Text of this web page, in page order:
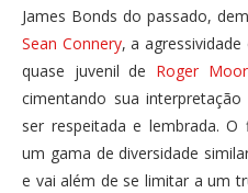
James Bonds do passado,
Sean Connery, a agressividade
quase juvenil de Roger
cimentando sua
ser respeitada e lembrada.
um gama de diversidade
e vai além de se limitar a um